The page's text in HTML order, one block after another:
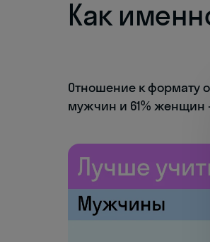
Как
Отношение к формату
мужчин и 61% женщин